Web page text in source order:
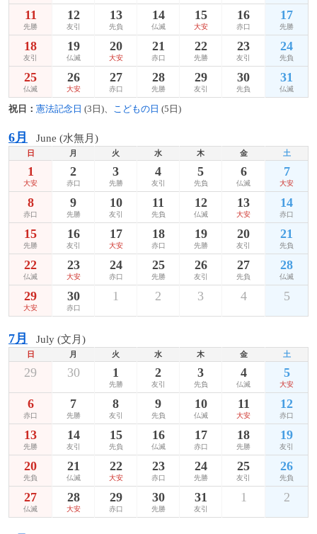
11
先勝
12
友引
13
先負
14
仏滅
15
大安
16
赤口
17
先勝
18
友引
19
仏滅
20
大安
21
赤口
22
先勝
23
友引
24
先負
25
仏滅
26
大安
27
赤口
28
先勝
29
友引
30
先負
31
仏滅
祝日： 憲法記念日 (3日)、 こどもの日 (5日)
6月 June (水無月)
日 月 火 水 木 金 土
1
大安
2
赤口
3
先勝
4
友引
5
先負
6
仏滅
7
大安
8
赤口
9
先勝
10
友引
11
先負
12
仏滅
13
大安
14
赤口
15
先勝
16
友引
17
大安
18
赤口
19
先勝
20
友引
21
先負
22
仏滅
23
大安
24
赤口
25
先勝
26
友引
27
先負
28
仏滅
29
大安
30
赤口
1 2 3 4 5
7月 July (文月)
日 月 火 水 木 金 土
29 30 1
先勝
2
友引
3
先負
4
仏滅
5
大安
6
赤口
7
先勝
8
友引
9
先負
10
仏滅
11
大安
12
赤口
13
先勝
14
友引
15
先負
16
仏滅
17
赤口
18
先勝
19
友引
20
先負
21
仏滅
22
大安
23
赤口
24
先勝
25
友引
26
先負
27
仏滅
28
大安
29
赤口
30
先勝
31
友引
1 2